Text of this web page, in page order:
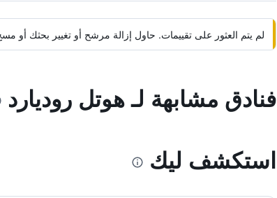
لم يتم العثور على تقييمات. حاول إزالة مرشح أو تغيير بحثك
فنادق مشابهة لـ هوتل روديارد
استكشف ليك